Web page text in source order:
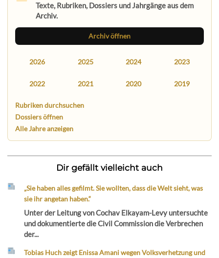
Texte, Rubriken, Dossiers und Jahrgänge aus dem
Archiv.
Archiv öffnen
2026 2025 2024 2023
2022 2021 2020 2019
Rubriken durchsuchen
Dossiers öffnen
Alle Jahre anzeigen
Dir gefällt vielleicht auch
„Sie haben alles gefilmt. Sie wollten, dass die Welt sieht, was
sie ihr angetan haben.“
Unter der Leitung von Cochav Elkayam-Levy untersuchte
und dokumentierte die Civil Commission die Verbrechen
der...
Tobias Huch zeigt Enissa Amani wegen Volksverhetzung und